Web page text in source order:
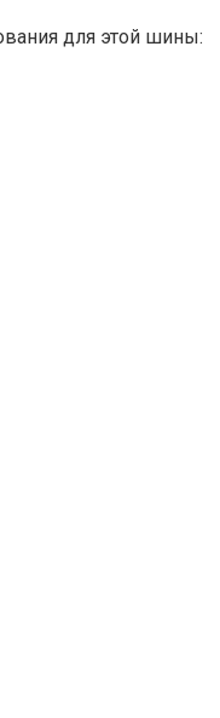
для этой шины: